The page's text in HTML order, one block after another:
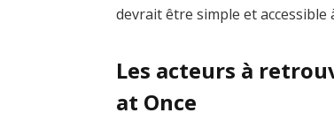
devrait être simple et accessible
Les acteurs à
at Once